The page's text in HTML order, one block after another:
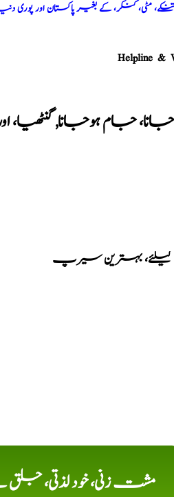
کنکر، کے بغیر پاکستان اور پوری
Helpline &
جام ہوجانا,
کیلئے، بہترین سیرپ
مشت زنی، خود لذتی،